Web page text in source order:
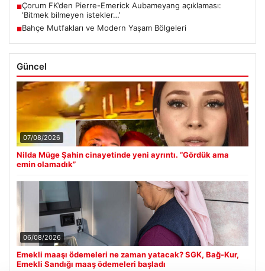
■Çorum FK’den Pierre-Emerick Aubameyang açıklaması:
‘Bitmek bilmeyen istekler…’
■Bahçe Mutfakları ve Modern Yaşam Bölgeleri
Güncel
07/08/2026
Nilda Müge Şahin cinayetinde yeni ayrıntı. “Gördük ama
emin olamadık”
06/08/2026
Emekli maaşı ödemeleri ne zaman yatacak? SGK, Bağ-Kur,
Emekli Sandığı maaş ödemeleri başladı